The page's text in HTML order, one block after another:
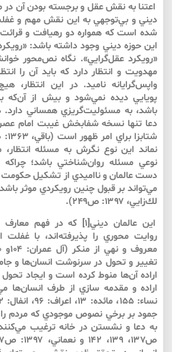
اعتنا به نقش عقل و برجسته بودن آن
ديني و بي‌‌توجهي به اين نقش مهم و
شده است كه همواره دو رهيافت و
اين حوزه ديني وجود داشته باشد:
«رويكرد عقل‌‌گرايي». نگاه نص‌‌محور
مهدويت و انتظار دارد كه بايد آن را
واپس‌‌گرايانه ناميد. در اين انتظار،
پويايي ديده نمي‌‌شود و بيش از آن‌كه
باشد، به مسئوليت‌‌گريزي همساني دارد.
دعا تنها نسخه شفابخش غيبت امام
نماند اين نوع نگرش به مسئله انتظار،
نوعي مسئله روان‌‌شناختي باشد؛
دست عالمان و نااميدي از تشكيل
مي‌‌تواند بر قبول چنين رويكردي موثر
لك‌‌زايي، ۱۳۹۷: ص۲۴۹).
اين عالمان ديني[۱] كه در
روايت محوري را پذيرفته‌‌اند، با غفلت
تغيير و تحول در سرنوشت انسان‌‌ها و
اراده آن‌ها منوط كرده است و ايجاد تحول
جمود بر برخي نصوص موجودي كه مردم